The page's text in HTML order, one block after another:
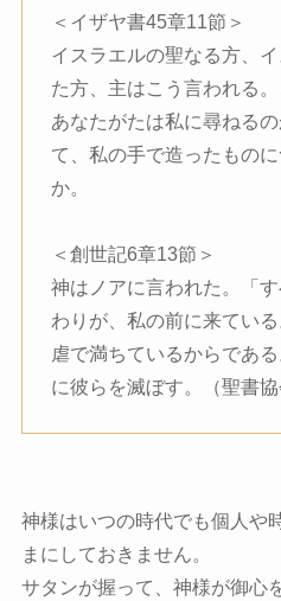
＜イザヤ書45章11節＞
イスラエルの聖なる方、
た方、主はこう言われる
あなたがたは私に尋ねる
て、私の手で造ったもの
か。
＜創世記6章13節＞
神はノアに言われた。「
わりが、私の前に来てい
虐で満ちているからであ
に彼らを滅ぼす。（聖書協
神様はいつの時代でも個人や
まにしておきません。
サタンが握って、神様が御心